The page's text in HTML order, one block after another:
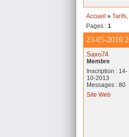
Accueil »
Pages : 1
23-05-2019
Saxo74
Membre
Inscription : 14-
10-2013
Messages : 80
Site Web